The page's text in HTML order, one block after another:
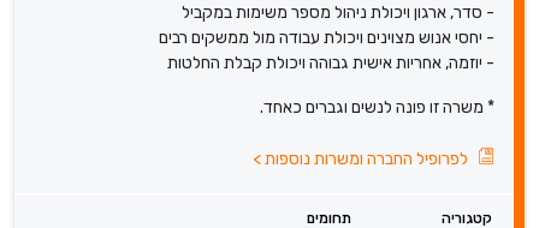
- סדר, ארגון ויכולת ניהול מספר משימות במקביל
- יחסי אנוש מצוינים ויכולת עבודה מול ממשקים רבים
- יוזמה, אחריות אישית גבוהה ויכולת קבלת החלטות
* משרה זו פונה לנשים וגברים כאחד.
לפרופיל החברה ומשרות נוספות>
קטגוריה
תחומים